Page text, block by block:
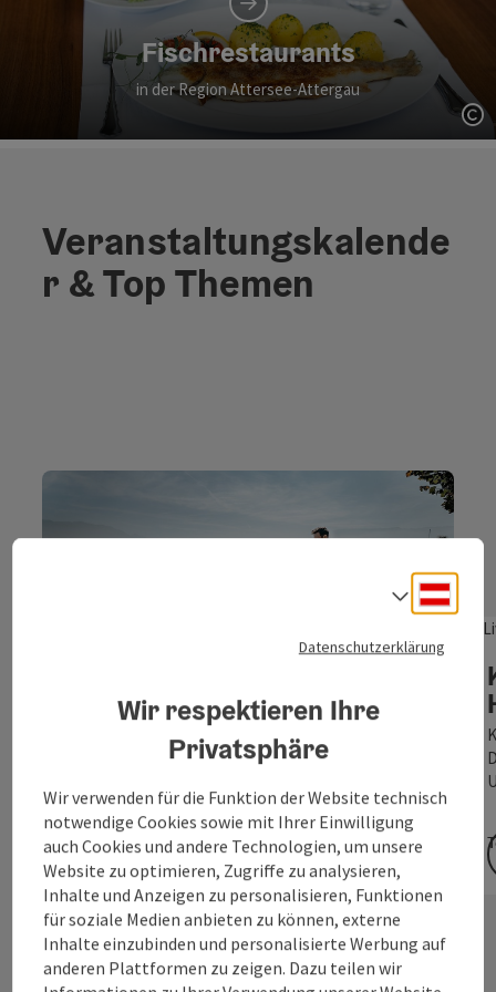
Fischrestaurants
in der Region Attersee-Attergau
Veranstaltungskalende
r & Top Themen
Wohin soll´s gehen?
EVENTKALENDER
Mit unserem Eventkalender finden Sie die
besten Veranstaltungen in der Region Attersee-
Attergau auf einen Blick.
Datenschutzerklärung
Wir respektieren Ihre
Privatsphäre
Wir verwenden für die Funktion der Website technisch
notwendige Cookies sowie mit Ihrer Einwilligung
auch Cookies und andere Technologien, um unsere
Website zu optimieren, Zugriffe zu analysieren,
Inhalte und Anzeigen zu personalisieren, Funktionen
für soziale Medien anbieten zu können, externe
Inhalte einzubinden und personalisierte Werbung auf
anderen Plattformen zu zeigen. Dazu teilen wir